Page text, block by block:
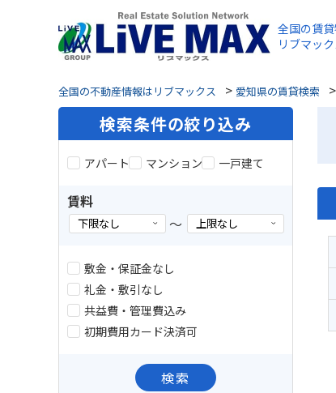
全国の賃
リブマッ
全国の不動産情報はリブマックス > 愛知県の賃貸検索 >
検索条件の絞り込み
アパート マンション 一戸建て
賃料
～
敷金・保証金なし
礼金・敷引なし
共益費・管理費込み
初期費用カード決済可
検索